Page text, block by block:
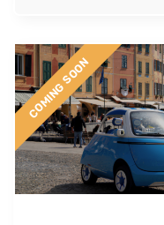
COMING SOON